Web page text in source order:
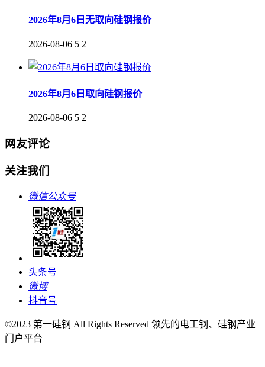
2026年8月6日无取向硅钢报价
2026-08-06 5 2
2026年8月6日取向硅钢报价
2026-08-06 5 2
网友评论
关注我们
微信公众号
头条号
微博
抖音号
©2023 第一硅钢 All Rights Reserved 领先的电工钢、硅钢产业
门户平台